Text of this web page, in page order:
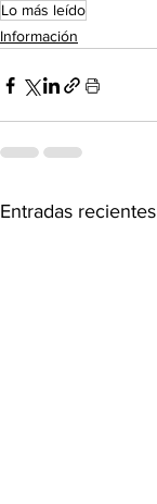
Lo más leído
Información
Entradas recientes